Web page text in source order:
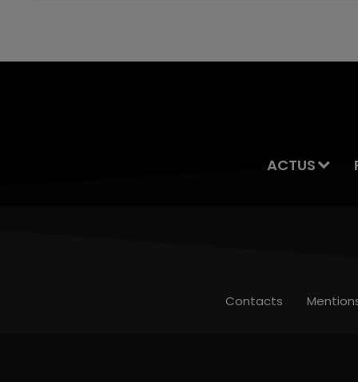
ACTUS
Contacts